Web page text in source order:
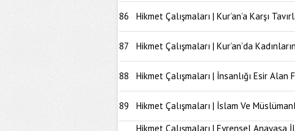
86
Hikmet Çalışmaları | Kur’an’a Karşı
87 Hikmet Çalışmaları | Kur’an’da
88 Hikmet Çalışmaları | İnsanlığı Esir Alan
89 Hikmet Çalışmaları | İslam Ve
Hikmet Çalışmaları | Evrensel Anayasa